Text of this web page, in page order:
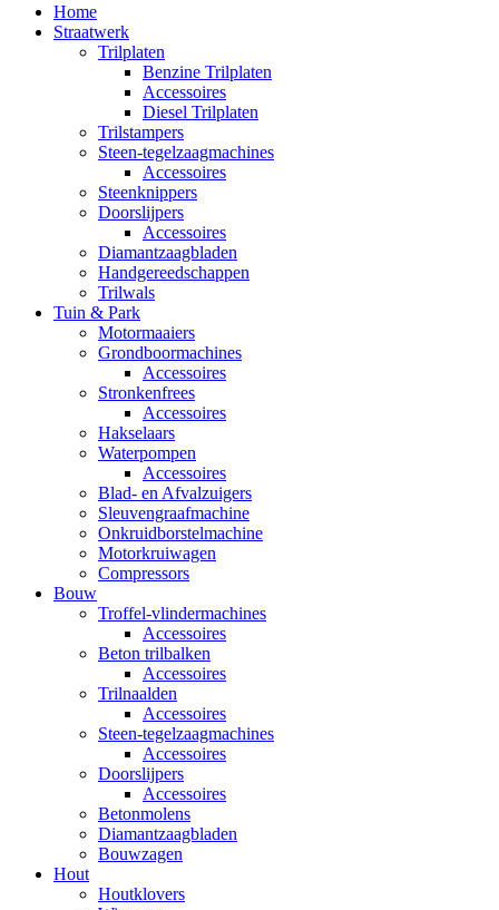
Home
Straatwerk
Trilplaten
Benzine Trilplaten
Accessoires
Diesel Trilplaten
Trilstampers
Steen-tegelzaagmachines
Accessoires
Steenknippers
Doorslijpers
Accessoires
Diamantzaagbladen
Handgereedschappen
Trilwals
Tuin & Park
Motormaaiers
Grondboormachines
Accessoires
Stronkenfrees
Accessoires
Hakselaars
Waterpompen
Accessoires
Blad- en Afvalzuigers
Sleuvengraafmachine
Onkruidborstelmachine
Motorkruiwagen
Compressors
Bouw
Troffel-vlindermachines
Accessoires
Beton trilbalken
Accessoires
Trilnaalden
Accessoires
Steen-tegelzaagmachines
Accessoires
Doorslijpers
Accessoires
Betonmolens
Diamantzaagbladen
Bouwzagen
Hout
Houtklovers